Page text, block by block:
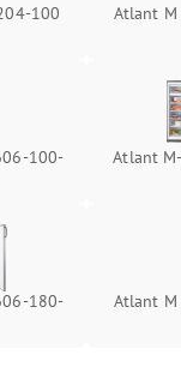
100 Atlant М
100-
Atlant
180-
Atlant М